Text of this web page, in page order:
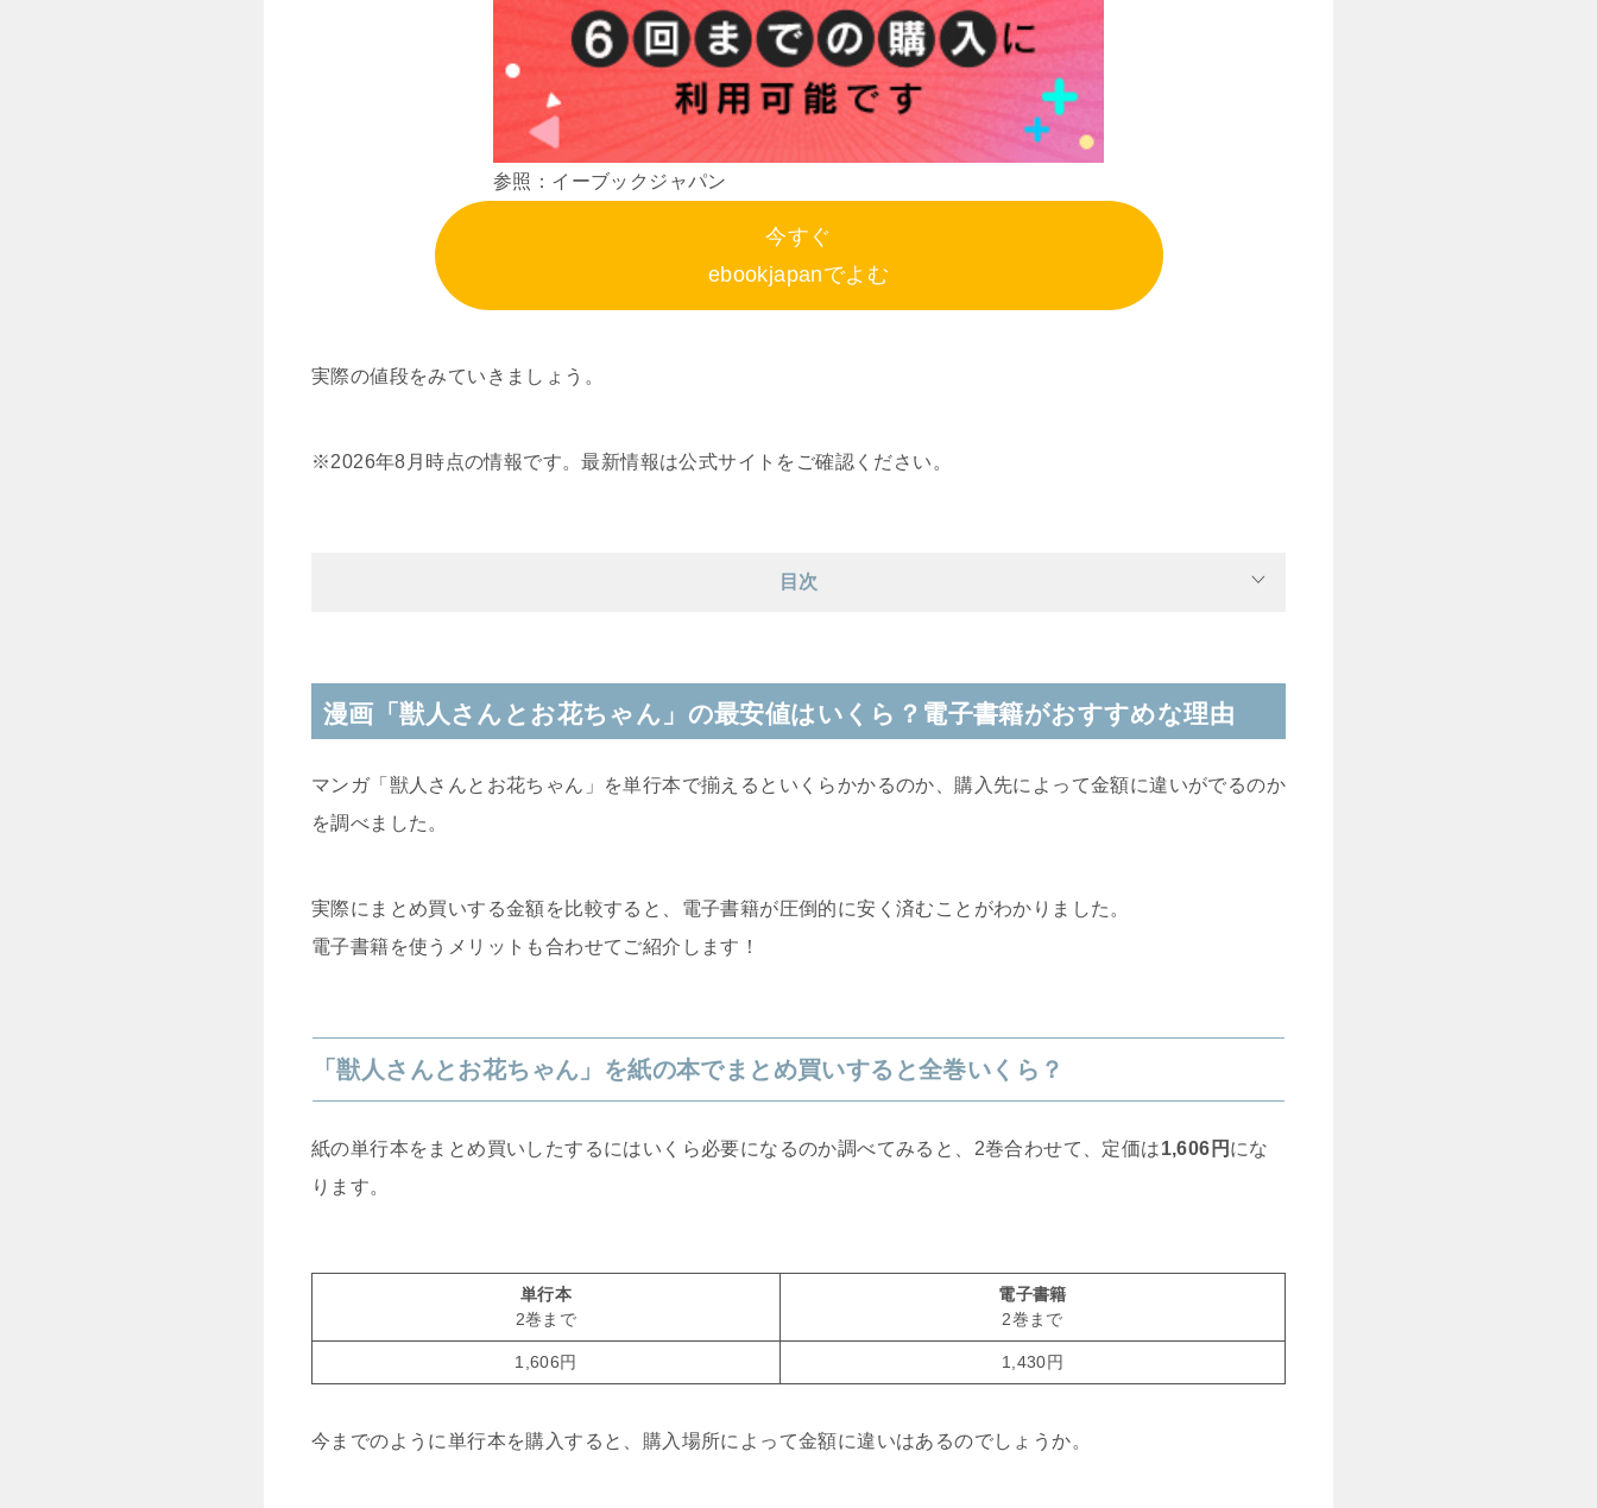
参照：イーブックジャパン
今すぐ
ebookjapanでよむ
実際の値段をみていきましょう。
※2026年8月時点の情報です。最新情報は公式サイトをご確認ください。
目次
漫画「獣人さんとお花ちゃん」の最安値はいくら？電子書籍がおすすめな理由
マンガ「獣人さんとお花ちゃん」を単行本で揃えるといくらかかるのか、購入先によって金額に違いがでるのか
を調べました。
実際にまとめ買いする金額を比較すると、電子書籍が圧倒的に安く済むことがわかりました。
電子書籍を使うメリットも合わせてご紹介します！
「獣人さんとお花ちゃん」を紙の本でまとめ買いすると全巻いくら？
紙の単行本をまとめ買いしたするにはいくら必要になるのか調べてみると、2巻合わせて、定価は1,606 円 にな
ります。
単行本
2巻まで
電子書籍
2巻まで
1,606円 1,430円
今までのように単行本を購入すると、購入場所によって金額に違いはあるのでしょうか。